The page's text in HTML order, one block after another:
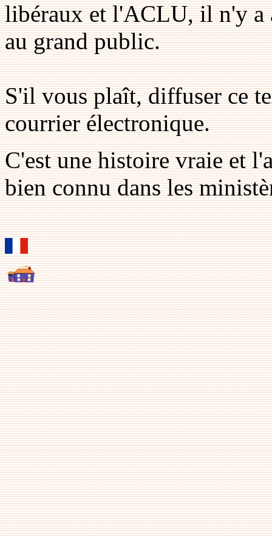
libéraux et l'ACLU, il n'y a
au grand public.
S'il vous plaît, diffuser ce
courrier électronique.
C'est une histoire vraie et
bien connu dans les